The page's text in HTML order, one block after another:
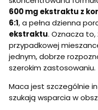
600 mg ekstraktu z
6:1, a pełna dzienna
ekstraktu. Oznacza
przypadkowej
jednym, dobrze
szerokim zastosowaniu.
Maca jest szczególnie
szukają wsparcia w